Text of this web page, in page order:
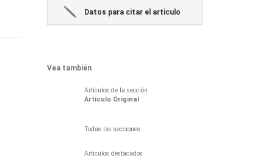
Datos para citar el articulo
Vea también
Artículos de la sección
Artí­culo Original
Todas las secciones
Artículos destacados